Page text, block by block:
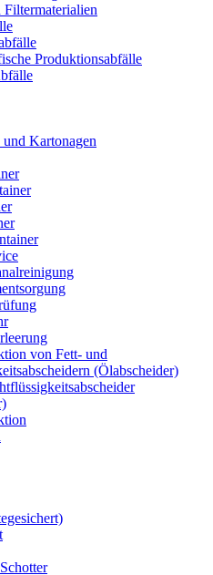
Produktionsabfälle
und Kartonagen
von Fett- und
(Ölabscheider)